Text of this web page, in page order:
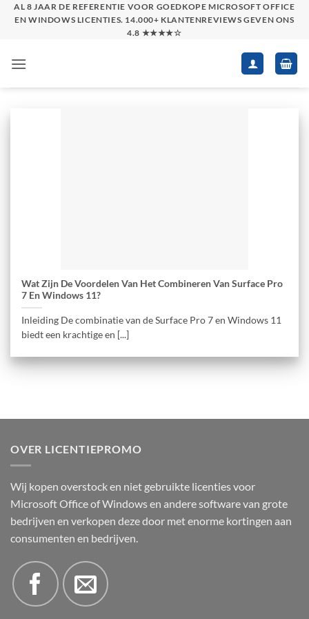
SkipAL 8 JAAR DE REFERENTIE VOOR GOEDKOPE MICROSOFT OFFICE
EN WINDOWS LICENTIES. 14.000+ KLANTENREVIEWS GEVEN ONS
4.8 ★★★★☆
Wat Zijn De Voordelen Van Het Combineren Van Surface Pro
7 En Windows 11?
Inleiding De combinatie van de Surface Pro 7 en Windows 11
biedt een krachtige en [...]
OVER LICENTIEPROMO
Wij kopen overstock en niet gebruikte licenties voor
Microsoft Office of Windows en andere software van grote
bedrijven en verkopen deze door met enorme kortingen aan
consumenten en bedrijven.